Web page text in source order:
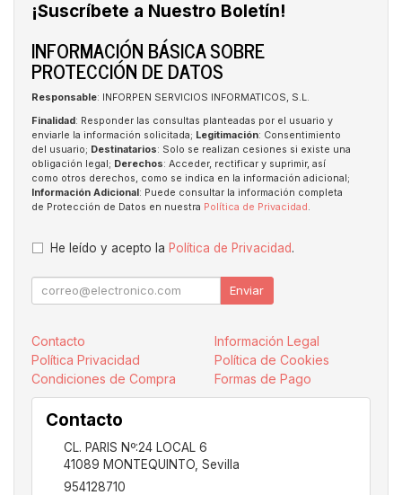
¡Suscríbete a Nuestro Boletín!
INFORMACIÓN BÁSICA SOBRE
PROTECCIÓN DE DATOS
Responsable: INFORPEN SERVICIOS INFORMATICOS, S.L.
Finalidad : Responder las consultas planteadas por el usuario y
enviarle la información solicitada; Legitimación: Consentimiento
del usuario; Destinatarios: Solo se realizan cesiones si existe una
obligación legal; Derechos: Acceder, rectificar y suprimir, así
como otros derechos, como se indica en la información adicional;
Información Adicional : Puede consultar la información completa
de Protección de Datos en nuestra Política de Privacidad .
He leído y acepto la Política de Privacidad.
Enviar
Contacto
Información Legal
Política Privacidad
Política de Cookies
Condiciones de Compra
Formas de Pago
Contacto
CL. PARIS Nº:24 LOCAL 6
41089 MONTEQUINTO Sevilla
954128710